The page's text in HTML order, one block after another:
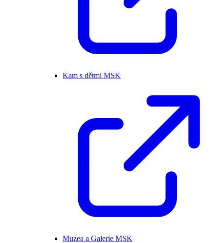
Kam s dětmi MSK
Muzea a Galerie MSK